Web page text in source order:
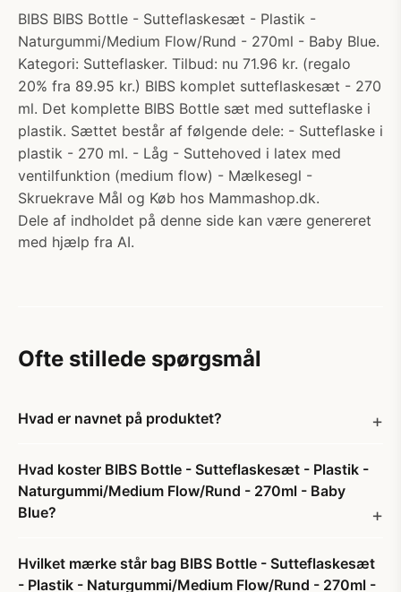
BIBS BIBS Bottle - Sutteflaskesæt - Plastik -
Naturgummi/Medium Flow/Rund - 270ml - Baby Blue.
Kategori: Sutteflasker. Tilbud: nu 71.96 kr. (regalo
20% fra 89.95 kr.) BIBS komplet sutteflaskesæt - 270
ml. Det komplette BIBS Bottle sæt med sutteflaske i
plastik. Sættet består af følgende dele: - Sutteflaske i
plastik - 270 ml. - Låg - Suttehoved i latex med
ventilfunktion (medium flow) - Mælkesegl -
Skruekrave Mål og Køb hos Mammashop.dk.
Dele af indholdet på denne side kan være genereret
med hjælp fra AI.
Ofte stillede spørgsmål
Hvad er navnet på produktet?
Hvad koster BIBS Bottle - Sutteflaskesæt - Plastik -
Naturgummi/Medium Flow/Rund - 270ml - Baby
Blue?
Hvilket mærke står bag BIBS Bottle - Sutteflaskesæt
- Plastik - Naturgummi/Medium Flow/Rund - 270ml -